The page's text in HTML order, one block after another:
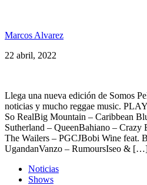
Marcos Alvarez
22 abril, 2022
Llega una nueva edición de Somos
noticias y mucho reggae music.
So RealBig Mountain – Caribbean
Sutherland – QueenBahiano –
The Wailers – PGCJBobi Wine feat.
UgandanVanzo – RumoursIseo &
Noticias
Shows